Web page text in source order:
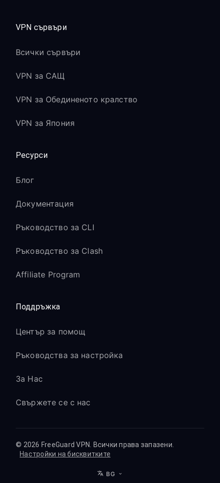
VPN сървъри
Всички сървъри
VPN за САЩ
VPN за Обединеното кралство
VPN за Япония
Ресурси
Блог
Документация
Ръководство за CLI
Ръководство за Clash
Affiliate Program
Поддръжка
Център за помощ
Ръководства за настройка
За Нас
Свържете се с нас
© 2026 FreeGuard VPN. Всички права запазени.
Настройки на бисквитките
BG